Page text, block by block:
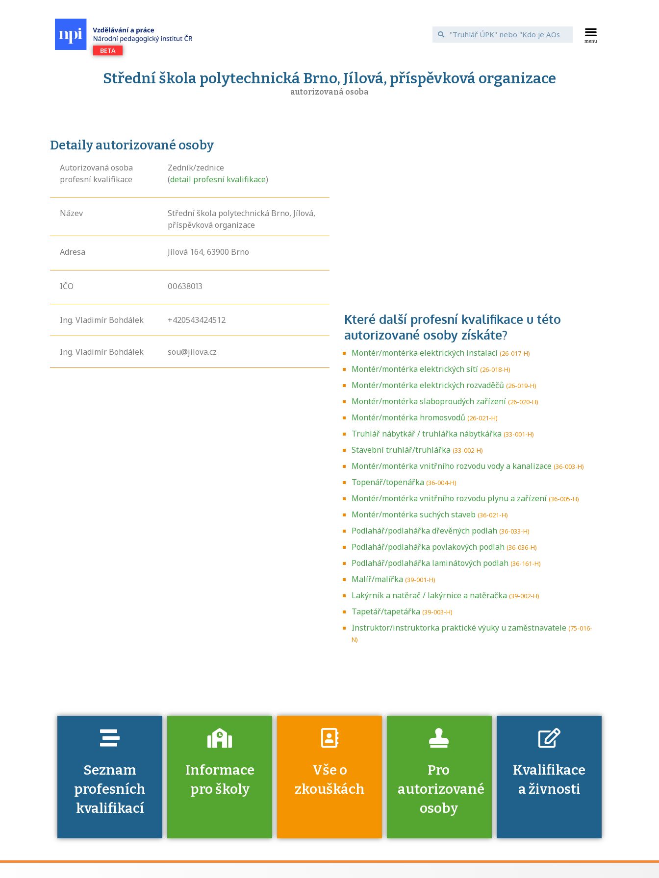
Střední škola polytechnická Brno, Jílová, příspěvková organizace
autorizovaná osoba
Detaily autorizované osoby
Autorizovaná osoba
profesní kvalifikace
Zedník/zednice
(detail profesní kvalifikace)
Název
Střední škola polytechnická Brno, Jílová,
příspěvková organizace
Adresa Jílová 164, 63900 Brno
IČO 00638013
Ing. Vladimír Bohdálek +420543424512
Ing. Vladimír Bohdálek sou@jilova.cz Montér/montérka elektrických instalací (26-017-H)
Montér/montérka elektrických sítí (26-018-H)
Montér/montérka elektrických rozvaděčů (26-019-H)
Montér/montérka slaboproudých zařízení (26-020-H)
Montér/montérka hromosvodů (26-021-H)
Truhlář nábytkář / truhlářka nábytkářka (33-001-H)
Stavební truhlář/truhlářka (33-002-H)
Montér/montérka vnitřního rozvodu vody a kanalizace (36-003-H)
Topenář/topenářka (36-004-H)
Montér/montérka vnitřního rozvodu plynu a zařízení (36-005-H)
Montér/montérka suchých staveb (36-021-H)
Podlahář/podlahářka dřevěných podlah (36-033-H)
Podlahář/podlahářka povlakových podlah (36-036-H)
Podlahář/podlahářka laminátových podlah (36-161-H)
Malíř/malířka (39-001-H)
Lakýrník a natěrač / lakýrnice a natěračka (39-002-H)
Tapetář/tapetářka (39-003-H)
Instruktor/instruktorka praktické výuky u zaměstnavatele (75-016-
N)
Seznam
profesních
kvalifikací
Informace
pro školy
Víte, že jako škola
Vše o
zkouškách
Zjistěte, jak se
Pro
autorizované
osoby
Kvalifikace
a živnosti
jejímu získání